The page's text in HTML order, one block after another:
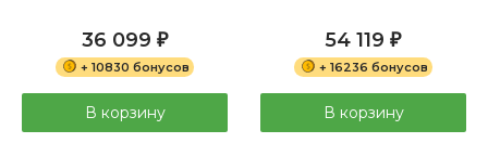
36 099 ₽
+ 10830 бонусов
В корзину
54 119 ₽
+ 16236 бонусов
В корзину